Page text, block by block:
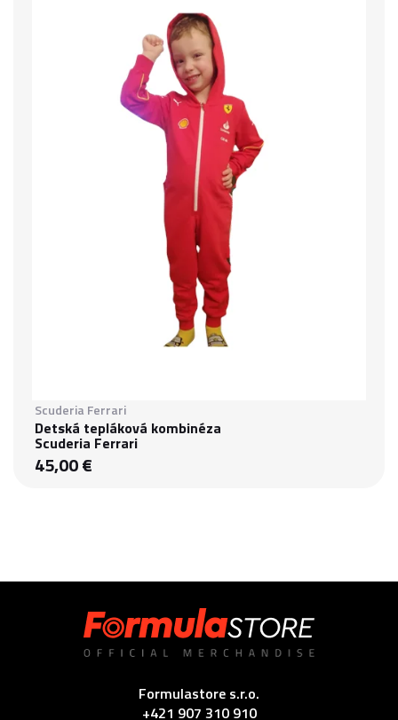
Scuderia Ferrari
Detská tepláková kombinéza
Scuderia Ferrari
45,00 €
Formulastore s.r.o.
+421 907 310 910